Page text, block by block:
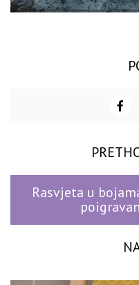
Rasvjeta u